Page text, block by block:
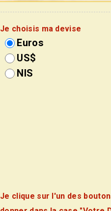
Je choisis ma devise
Euros
US$
NIS
Je clique sur l'un des